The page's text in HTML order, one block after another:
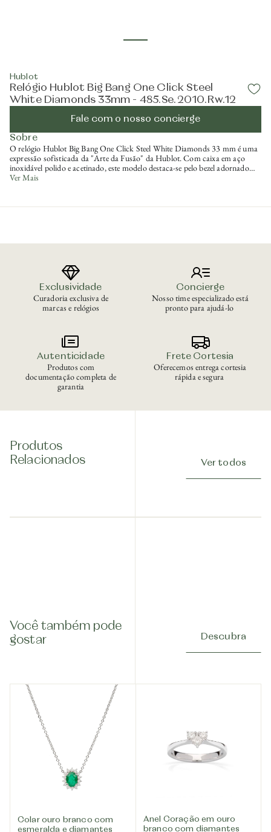
Hublot
Relógio Hublot Big Bang One Click Steel
White Diamonds 33mm - 485.Se.2010.Rw.12
Fale com o nosso concierge
Sobre
O relógio Hublot Big Bang One Click Steel White Diamonds 33 mm é uma
expressão sofisticada da "Arte da Fusão" da Hublot. Com caixa em aço
inoxidável polido e acetinado, este modelo destaca-se pelo bezel adornado
com 36 diamantes, totalizando 0,76 quilates, conferindo um brilho
automático HUB1120, oferece uma reserva de marcha de 40 horas e
Ver Mais
Exclusividade
Curadoria exclusiva de
marcas e relógios
Concierge
Nosso time especializado está
pronto para ajudá-lo
Autenticidade
Produtos com
documentação completa de
garantia
Frete Cortesia
Oferecemos entrega cortesia
rápida e segura
Produtos
Relacionados
Ver todos
Você também pode
gostar
Descubra
Colar ouro branco com
esmeralda e diamantes
Anel Coração em ouro
branco com diamantes